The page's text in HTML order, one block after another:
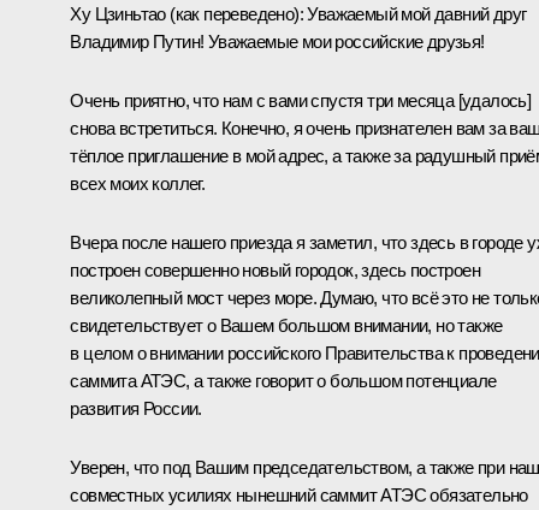
Ху Цзиньтао(как переведено): Уважаемый мой давний друг
Владимир Путин! Уважаемые мои российские друзья!
Очень приятно, что нам с вами спустя три месяца [удалось]
снова встретиться. Конечно, я очень признателен вам за
тёплое приглашение в мой адрес, а также за радушный
всех моих коллег.
Вчера после нашего приезда я заметил, что здесь в городе
построен совершенно новый городок, здесь построен
великолепный мост через море. Думаю, что всё это не
свидетельствует о Вашем большом внимании, но также
в целом о внимании российского Правительства к
саммита АТЭС, а также говорит о большом потенциале
развития России.
Уверен, что под Вашим председательством, а также при
совместных усилиях нынешний саммит АТЭС обязательно